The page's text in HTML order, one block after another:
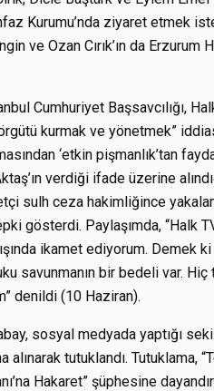
Kurumu’nda ziyaret etmek
ve Ozan Cırık’ın da
Cumhuriyet Başsavcılığı,
kurmak ve yönetmek”
‘etkin pişmanlık’tan
verdiği ifade üzerine
sulh ceza hakimliğince
gösterdi. Paylaşımda, “Halk
ikamet ediyorum. Demek
savunmanın bir bedeli var. Hiç
denildi (10 Haziran).
sosyal medyada yaptığı
tutuklandı. Tutuklama,
Hakaret” şüphesine